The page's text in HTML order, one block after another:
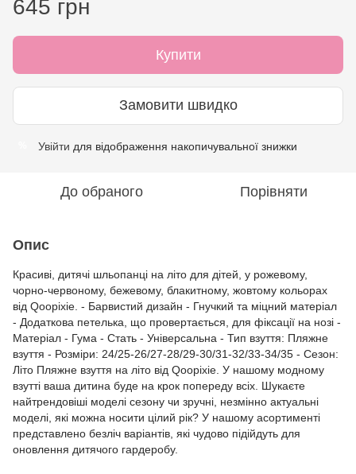
645 грн
Купити
Замовити швидко
Увійти для відображення накопичувальної знижки
До обраного Порівняти
Опис
Красиві, дитячі шльопанці на літо для дітей, у рожевому,
чорно-червоному, бежевому, блакитному, жовтому кольорах
від Qoopixie. - Барвистий дизайн - Гнучкий та міцний матеріал
- Додаткова петелька, що провертається, для фіксації на нозі -
Матеріал - Гума - Стать - Універсальна - Тип взуття: Пляжне
взуття - Розміри: 24/25-26/27-28/29-30/31-32/33-34/35 - Сезон:
Літо Пляжне взуття на літо від Qoopixie. У нашому модному
взутті ваша дитина буде на крок попереду всіх. Шукаєте
найтрендовіші моделі сезону чи зручні, незмінно актуальні
моделі, які можна носити цілий рік? У нашому асортименті
представлено безліч варіантів, які чудово підійдуть для
оновлення дитячого гардеробу.